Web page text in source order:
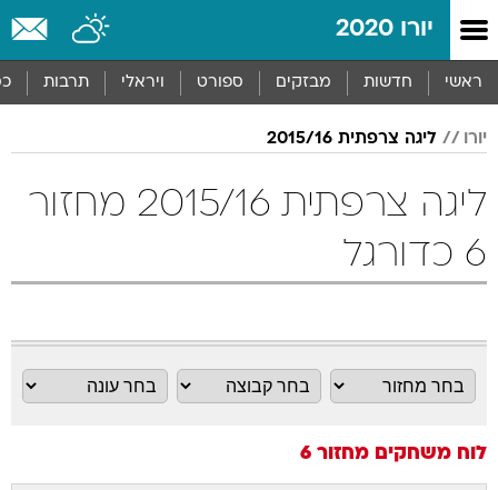
יורו 2020
ראשי חדשות מבזקים ספורט ויראלי תרבות
יורו ליגה צרפתית 2015/16
ליגה צרפתית 2015/16 מחזור
6 כדורגל
לוח משחקים מחזור 6